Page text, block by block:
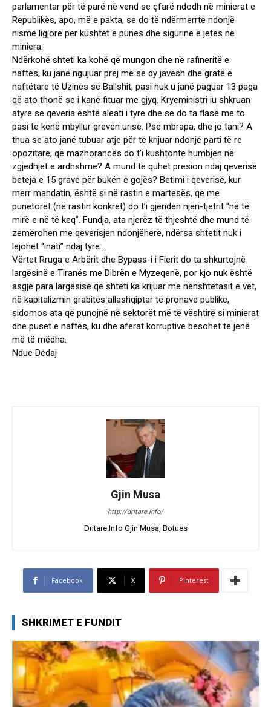
parlamentar për të parë në vend se çfarë ndodh në minierat e
Republikës, apo, më e pakta, se do të ndërmerrte ndonjë
nismë ligjore për kushtet e punës dhe sigurinë e jetës në
miniera.
Ndërkohë shteti ka kohë që mungon dhe në rafineritë e
naftës, ku janë ngujuar prej më se dy javësh dhe gratë e
naftëtare të Uzinës së Ballshit, pasi nuk u janë paguar 13 paga
që ato thonë se i kanë fituar me gjyq. Kryeministri iu shkruan
atyre se qeveria është aleati i tyre dhe se do ta flasë me to
pasi të kenë mbyllur grevën urisë. Pse mbrapa, dhe jo tani? A
thua se ato janë tubuar atje për të krijuar ndonjë parti të re
opozitare, që mazhorancës do t’i kushtonte humbjen në
zgjedhjet e ardhshme? A mund të quhet presion ndaj qeverisë
beteja e 15 grave për bukën e gojës? Betimi i qeverisë, kur
merr mandatin, është si në rastin e martesës, që me
punëtorët (në rastin konkret) do t’i gjenden njëri-tjetrit “në të
mirë e në të keq”. Fundja, ata njerëz të thjeshtë dhe mund të
zemërohen me qeverisjen ndonjëherë, ndërsa shtetit nuk i
lejohet “inati” ndaj tyre…
Vërtet Rruga e Arbërit dhe Bypass-i i Fierit do ta shkurtojnë
largësinë e Tiranës me Dibrën e Myzeqenë, por kjo nuk është
asgjë para largësisë që shteti ka krijuar me nënshtetasit e vet,
në kapitalizmin grabitës allashqiptar të pronave publike,
sidomos ata që punojnë në sektorët më të vështirë si minierat
dhe puset e naftës, ku dhe aferat korruptive besohet të jenë
më të mëdha.
Ndue Dedaj
Gjin Musa
http://dritare.info/
Dritare.Info Gjin Musa, Botues
Facebook X Pinterest
SHKRIMET E FUNDIT